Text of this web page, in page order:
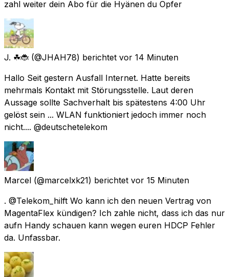
zahl weiter dein Abo für die Hyänen du Opfer
J. ☘🐞 (@JHAH78) berichtet vor 14 Minuten
Hallo Seit gestern Ausfall Internet. Hatte bereits
mehrmals Kontakt mit Störungsstelle. Laut deren
Aussage sollte Sachverhalt bis spätestens 4:00 Uhr
gelöst sein ... WLAN funktioniert jedoch immer noch
nicht.... @deutschetelekom
Marcel (@marcelxk21) berichtet vor 15 Minuten
. @Telekom_hilft Wo kann ich den neuen Vertrag von
MagentaFlex kündigen? Ich zahle nicht, dass ich das nur
aufn Handy schauen kann wegen euren HDCP Fehler
da. Unfassbar.